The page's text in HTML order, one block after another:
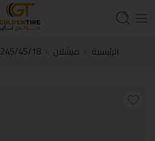
الرئيسية ميشلان 245/45/18 ميشلان W100 D2025